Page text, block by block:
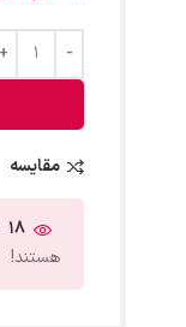
مقایسه
18
هستند!